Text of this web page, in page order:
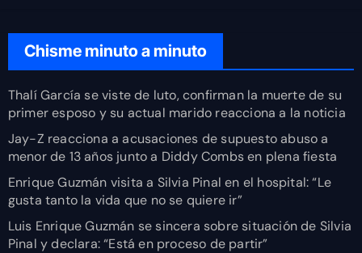
Chisme minuto a minuto
Thalí García se viste de luto, confirman la muerte de su
primer esposo y su actual marido reacciona a la noticia
Jay-Z reacciona a acusaciones de supuesto abuso a
menor de 13 años junto a Diddy Combs en plena fiesta
Enrique Guzmán visita a Silvia Pinal en el hospital: “Le
gusta tanto la vida que no se quiere ir”
Luis Enrique Guzmán se sincera sobre situación de Silvia
Pinal y declara: “Está en proceso de partir”